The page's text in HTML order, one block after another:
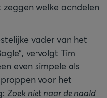
welke aandelen
vader van het
vervolgt Tim
even simpele als
voor het
Zoek niet naar de naald